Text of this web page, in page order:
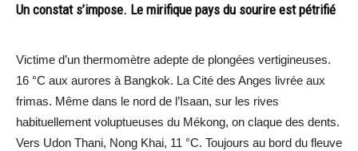
Un constat s’impose. Le mirifique pays du sourire est pétrifié
Victime d’un thermomètre adepte de plongées vertigineuses.
16 °C aux aurores à Bangkok. La Cité des Anges livrée aux
frimas. Même dans le nord de l’Isaan, sur les rives
habituellement voluptueuses du Mékong, on claque des dents.
Vers Udon Thani, Nong Khai, 11 °C. Toujours au bord du fleuve